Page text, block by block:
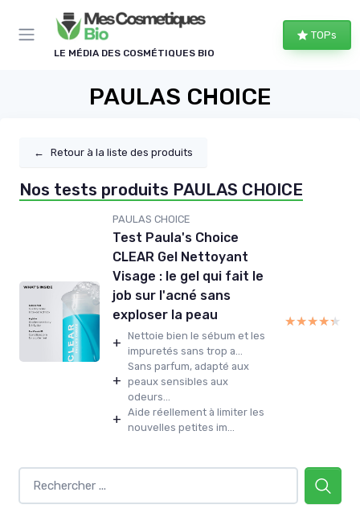
LE MÉDIA DES COSMÉTIQUES BIO
TOPs
PAULAS CHOICE
← Retour à la liste des produits
Nos tests produits PAULAS CHOICE
PAULAS CHOICE
Test Paula's Choice
CLEAR Gel Nettoyant
Visage : le gel qui fait le
job sur l'acné sans
exploser la peau
+ Nettoie bien le sébum et les
impuretés sans trop a...
+
Sans parfum, adapté aux
peaux sensibles aux
odeurs...
+ Aide réellement à limiter les
nouvelles petites im...
★★★★★
★★★★★
Panneau de gestion des cookies